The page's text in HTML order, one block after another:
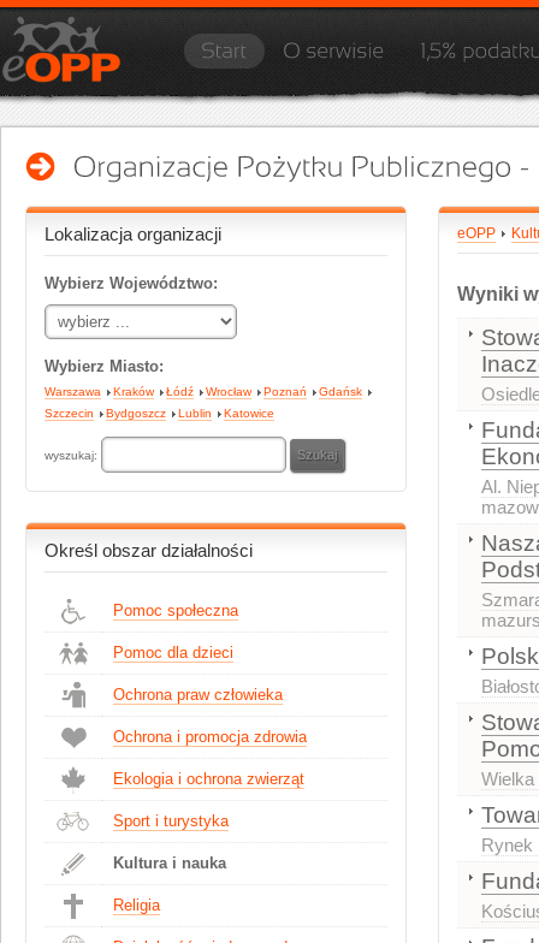
Lokalizacja organizacji
Wybierz Województwo:
Wybierz Miasto:
Warszawa Kraków Łódź Wrocław Poznań
Gdańsk
Szczecin
Bydgoszcz Lublin Katowice
wyszukaj:
Określ obszar działalności
Pomoc społeczna
Pomoc dla dzieci
Ochrona praw człowieka
Ochrona i promocja zdrowia
Ekologia i ochrona zwierząt
Sport i turystyka
Kultura i nauka
Religia
eOPP
Wyniki
Al.
Wielka
Rynek